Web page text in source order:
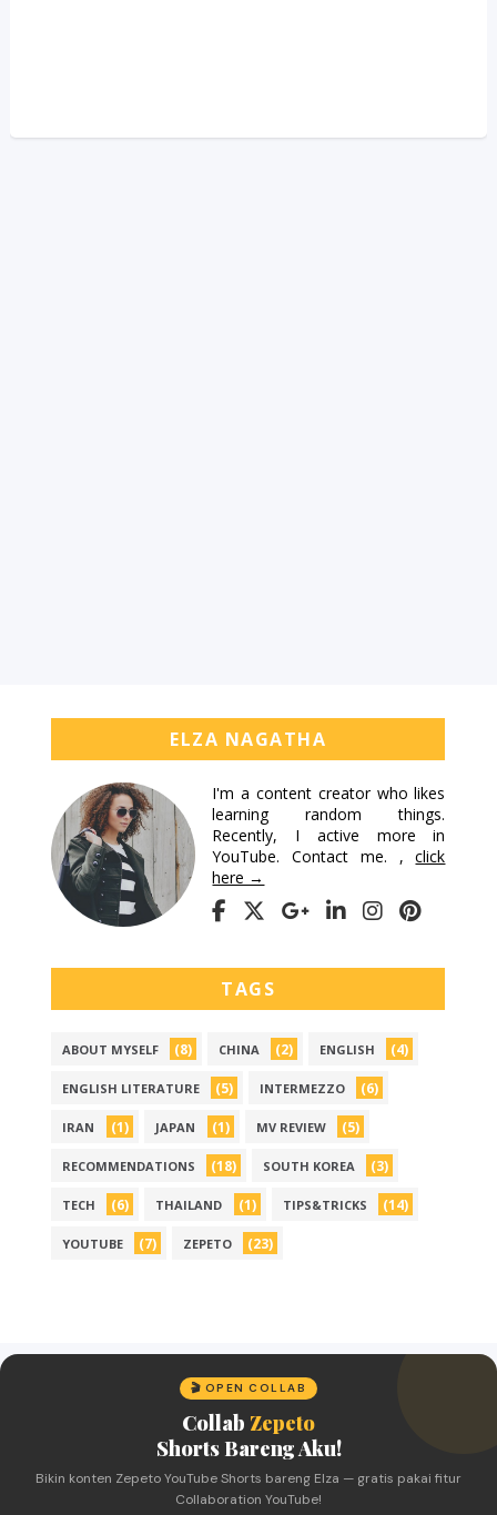
ELZA NAGATHA
I'm a content creator who likes
learning random things.
Recently, I active more in
YouTube. Contact me. ,click
here →
TAGS
ABOUT MYSELF (8) CHINA (2) ENGLISH (4)
ENGLISH LITERATURE (5) INTERMEZZO (6)
IRAN (1) JAPAN (1) MV REVIEW (5)
RECOMMENDATIONS (18) SOUTH KOREA (3)
TECH (6) THAILAND (1) TIPS&TRICKS (14)
YOUTUBE (7) ZEPETO (23)
🎬 OPEN COLLAB
Collab Zepeto
Shorts Bareng Aku!
Bikin konten Zepeto YouTube Shorts bareng Elza — gratis pakai fitur
Collaboration YouTube!